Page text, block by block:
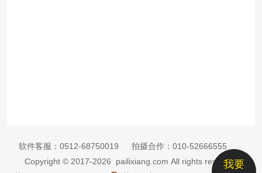
我要
软件客服： 0512-68750019 拍摄合作： 010-52666555
Copyright © 2017-2026 pailixiang.com All rights reserved